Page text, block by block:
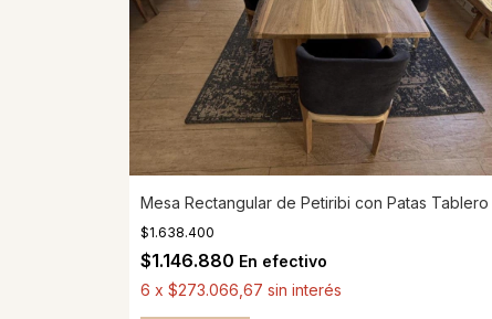
Mesa Rectangular de Petiribi con Patas Tablero
$1.638.400
$1.146.880 En efectivo
6 x $273.066,67 sin interés